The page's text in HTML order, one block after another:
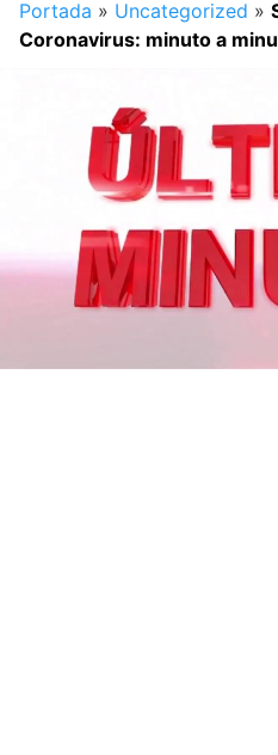
Portada » Uncategorized »
Coronavirus: minuto a